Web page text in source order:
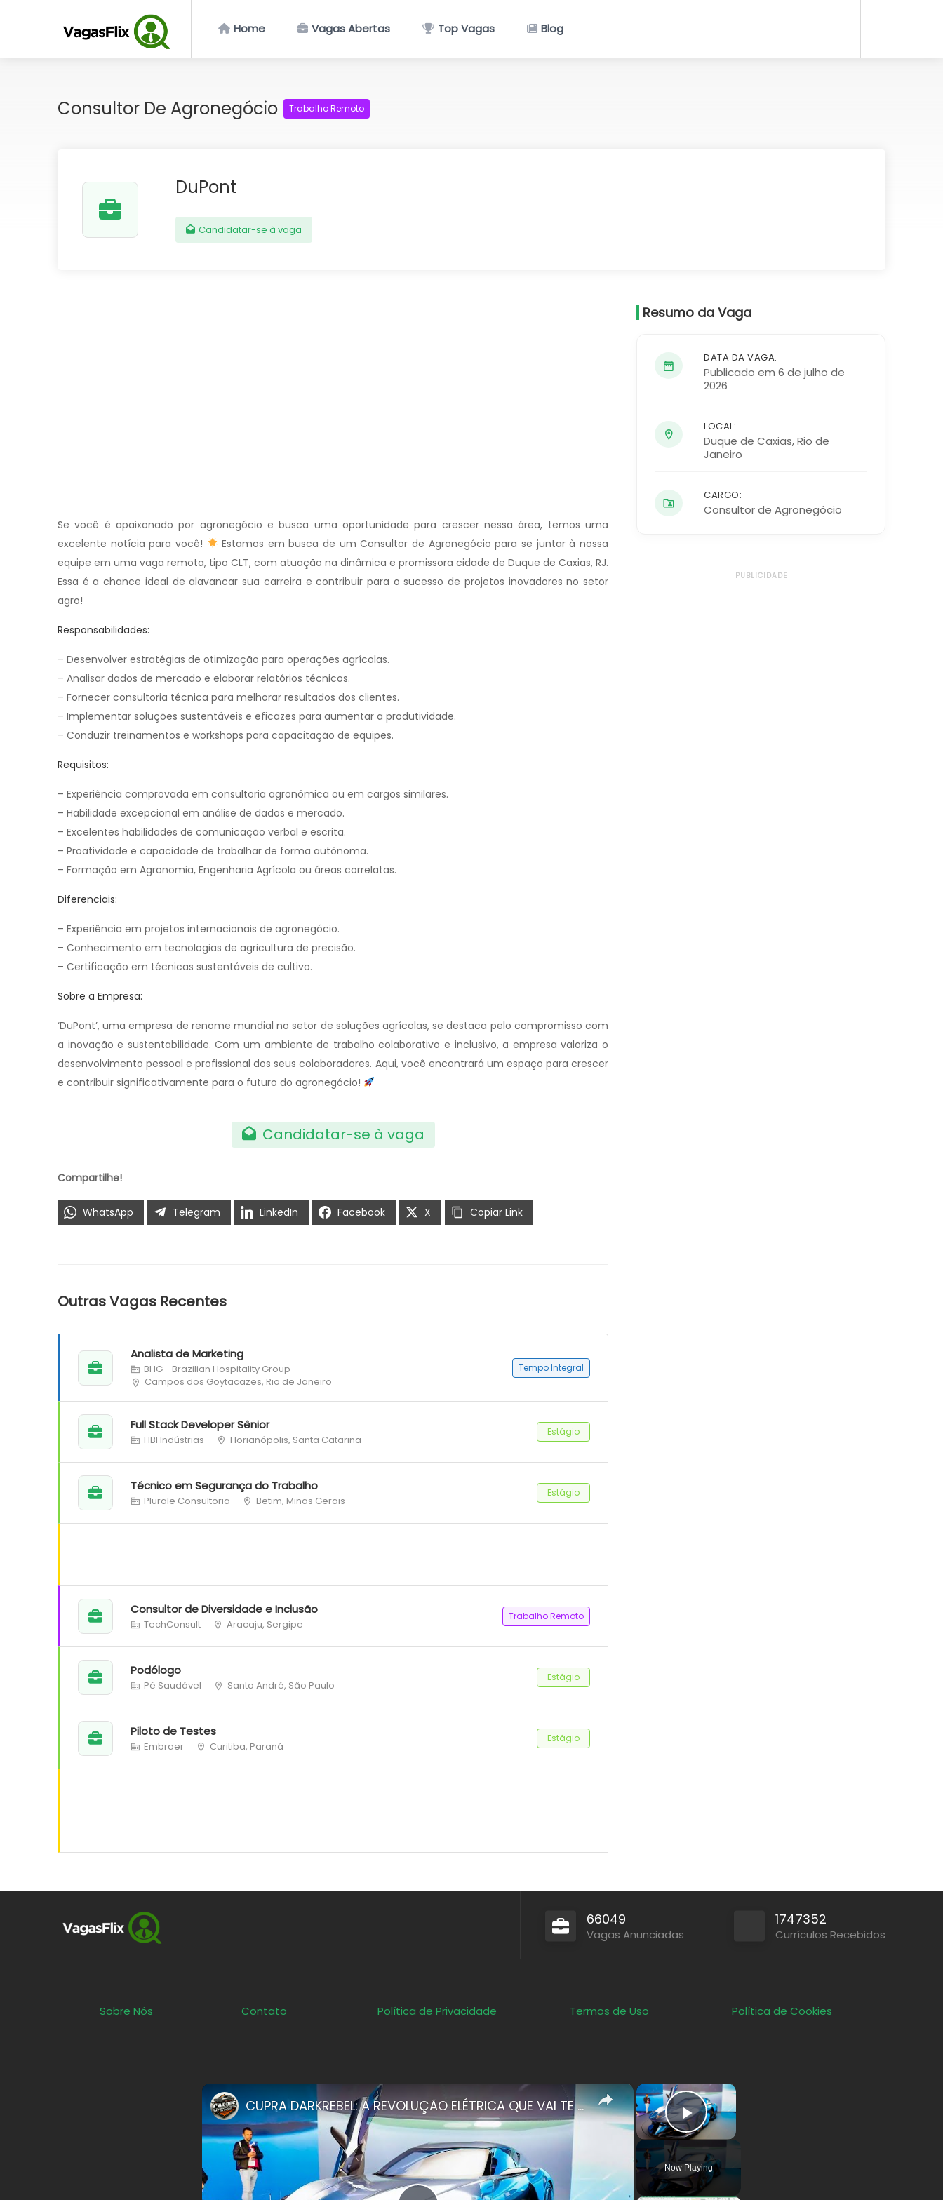
Home Vagas Abertas Top Vagas Blog
Consultor De Agronegócio Trabalho Remoto
DuPont
Candidatar-se à vaga
Se você é apaixonado por agronegócio e busca uma oportunidade para crescer nessa área, temos uma
excelente notícia para você!
Estamos em busca de um Consultor de Agronegócio para se juntar à nossa
equipe em uma vaga remota, tipo CLT, com atuação na dinâmica e promissora cidade de Duque de Caxias, RJ.
Essa é a chance ideal de alavancar sua carreira e contribuir para o sucesso de projetos inovadores no setor
agro!
Responsabilidades:
– Desenvolver estratégias de otimização para operações agrícolas.
– Analisar dados de mercado e elaborar relatórios técnicos.
– Fornecer consultoria técnica para melhorar resultados dos clientes.
– Implementar soluções sustentáveis e eficazes para aumentar a produtividade.
– Conduzir treinamentos e workshops para capacitação de equipes.
Requisitos:
– Experiência comprovada em consultoria agronômica ou em cargos similares.
– Habilidade excepcional em análise de dados e mercado.
– Excelentes habilidades de comunicação verbal e escrita.
– Proatividade e capacidade de trabalhar de forma autônoma.
– Formação em Agronomia, Engenharia Agrícola ou áreas correlatas.
Diferenciais:
– Experiência em projetos internacionais de agronegócio.
– Conhecimento em tecnologias de agricultura de precisão.
– Certificação em técnicas sustentáveis de cultivo.
Sobre a Empresa:
‘DuPont’, uma empresa de renome mundial no setor de soluções agrícolas, se destaca pelo compromisso com
a inovação e sustentabilidade. Com um ambiente de trabalho colaborativo e inclusivo, a empresa valoriza o
desenvolvimento pessoal e profissional dos seus colaboradores. Aqui, você encontrará um espaço para crescer
e contribuir significativamente para o futuro do agronegócio!
Candidatar-se à vaga
Compartilhe!
WhatsApp Telegram LinkedIn Facebook X Copiar Link
Outras Vagas Recentes
Analista de Marketing
BHG - Brazilian Hospitality Group
Campos dos Goytacazes, Rio de Janeiro
Tempo Integral
Full Stack Developer Sênior
HBI Indústrias Florianópolis, Santa Catarina
Estágio
Técnico em Segurança do Trabalho
Plurale Consultoria Betim, Minas Gerais
Estágio
Consultor de Diversidade e Inclusão
TechConsult Aracaju, Sergipe
Trabalho Remoto
Podólogo
Pé Saudável Santo André, São Paulo
Estágio
Piloto de Testes
Embraer Curitiba, Paraná
Estágio
Resumo da Vaga
DATA DA VAGA:
Publicado em 6 de julho de
2026
LOCAL:
Duque de Caxias,Rio de
Janeiro
CARGO:
Consultor de Agronegócio
PUBLICIDADE
66049
Vagas Anunciadas
1747352
Currículos Recebidos
Sobre Nós Contato Política de Privacidade Termos de Uso Política de Cookies
×
Play Video
Now Playing
×
CUPRA DARKREBEL: A REVOLUÇÃO ELÉTRICA QUE VAI TE DEIXAR SEM PALAVRAS!